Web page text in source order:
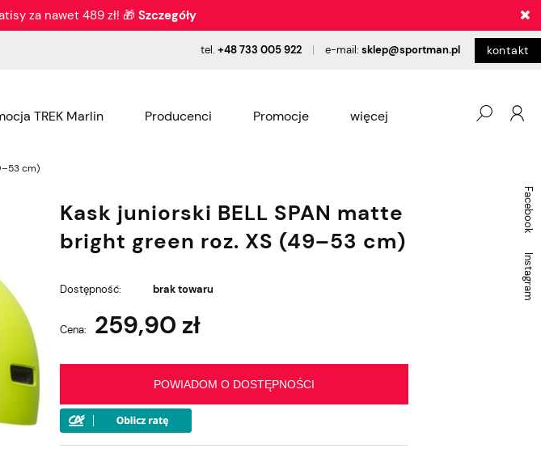
za nawet 489 zł! 🎁 Szczegóły
tel.+48 733 005 922 | e-mail:sklep@sportman.pl kontakt
TREK Marlin Producenci Promocje więcej
fitting
cm)
Facebook
Instagram
Kask juniorski BELL SPAN matte
bright green roz. XS (49–53 cm)
Dostępność: brak towaru
Cena: 259,90 zł
POWIADOM O DOSTĘPNOŚCI